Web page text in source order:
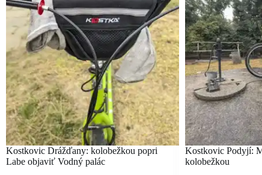
Kostkovic Drážďany: kolobežkou popri
Labe objaviť Vodný palác
Kostkovic Podyjí:
kolobežkou